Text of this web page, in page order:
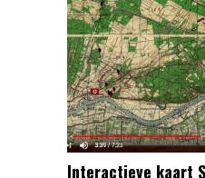
Interactieve kaart